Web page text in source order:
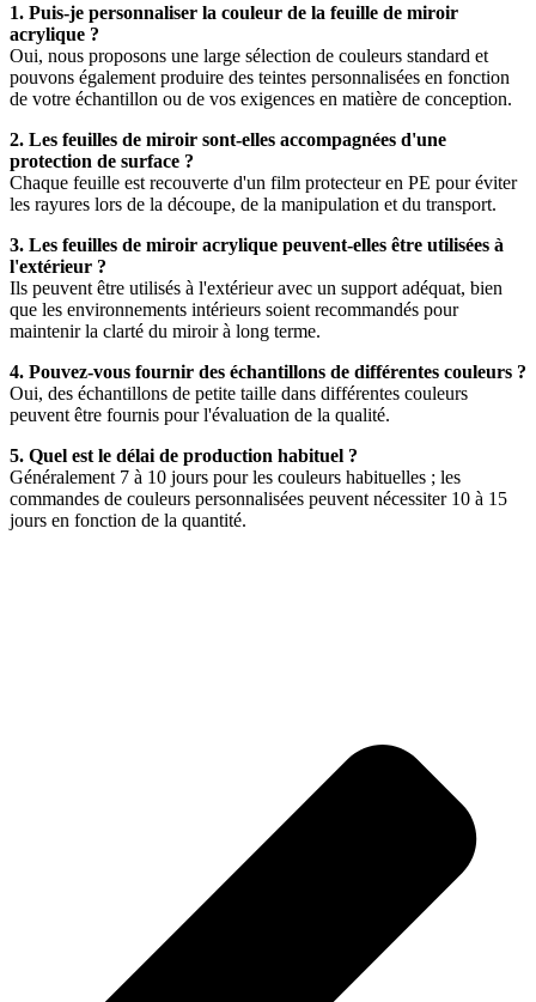
1. Puis-je personnaliser la couleur de la feuille de miroir
acrylique ?
Oui, nous proposons une large sélection de couleurs standard et
pouvons également produire des teintes personnalisées en fonction
de votre échantillon ou de vos exigences en matière de conception.
2. Les feuilles de miroir sont-elles accompagnées d'une
protection de surface ?
Chaque feuille est recouverte d'un film protecteur en PE pour éviter
les rayures lors de la découpe, de la manipulation et du transport.
3. Les feuilles de miroir acrylique peuvent-elles être utilisées à
l'extérieur ?
Ils peuvent être utilisés à l'extérieur avec un support adéquat, bien
que les environnements intérieurs soient recommandés pour
maintenir la clarté du miroir à long terme.
4. Pouvez-vous fournir des échantillons de différentes couleurs ?
Oui, des échantillons de petite taille dans différentes couleurs
peuvent être fournis pour l'évaluation de la qualité.
5. Quel est le délai de production habituel ?
Généralement 7 à 10 jours pour les couleurs habituelles ; les
commandes de couleurs personnalisées peuvent nécessiter 10 à 15
jours en fonction de la quantité.